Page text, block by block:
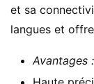
et sa
langues et
Avantages :